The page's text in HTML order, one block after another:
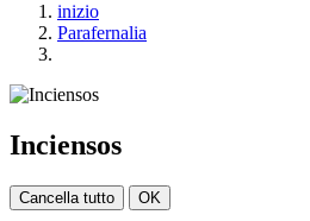
inizio
Parafernalia
Inciensos
Cancella tutto OK